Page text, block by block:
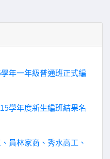
年一年級普通班正式編
學年度新生編班結果名
員林家商、秀水高工、